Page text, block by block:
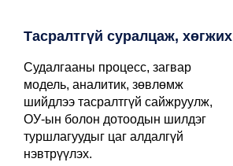
Тасралтгүй суралцаж, хөгжих
Судалгааны процесс, загвар
модель, аналитик, зөвлөмж
шийдлээ тасралтгүй сайжруулж,
ОУ-ын болон дотоодын шилдэг
туршлагуудыг цаг алдалгүй
нэвтрүүлэх.